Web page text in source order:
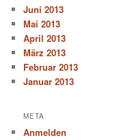
Juni 2013
Mai 2013
April 2013
März 2013
Februar 2013
Januar 2013
META
Anmelden